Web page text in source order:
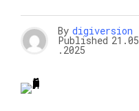
By digiversion
Published 21.05
.2025